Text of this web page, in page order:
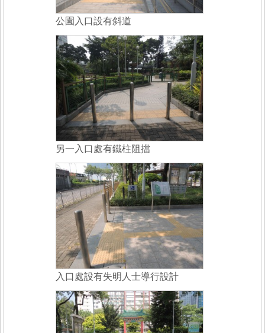
公園入口設有斜道
另一入口處有鐵柱阻擋
入口處設有失明人士導行設計